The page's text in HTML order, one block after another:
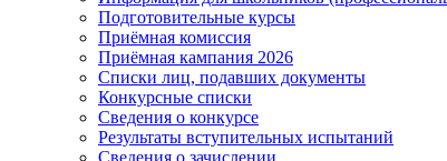
Подготовительные курсы
Приёмная комиссия
Приёмная кампания 2026
Списки лиц, подавших документы
Конкурсные списки
Сведения о конкурсе
Результаты вступительных испытаний
Сведения о зачислении